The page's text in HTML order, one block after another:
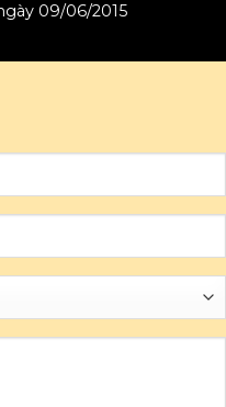
09/06/2015